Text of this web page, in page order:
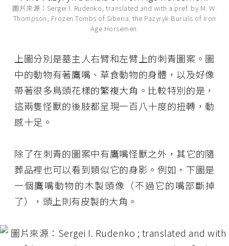
圖片來源：Sergei I. Rudenko, translated and with a pref. by M. W.
Thompson, Frozen Tombs of Siberia: the Pazyryk Burials of Iron
Age Horsemen.
上圖分別是墓主人右臂和左臂上的刺青圖案。圖
中的動物有著鷹嘴、草食動物的身體，以及好像
帶著很多鳥頭花樣的繁複大角。比較特別的是，
這兩隻怪獸的後肢都呈現一百八十度的扭轉，動
感十足。
除了在刺青的圖案中有鷹嘴怪獸之外，其它的隨
葬品裡也可以看到類似它的身影。例如，下圖是
一個鷹嘴動物的木製頭像（不過它的嘴部斷掉
了），頭上則有皮製的大角。